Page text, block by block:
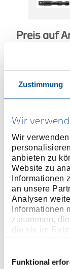
Zustimmung
Wir
Wir
anbieten zu
Website zu
Informationen
an unsere
Analysen
Informationen
zusammen,
die sie im
gesammelt
Funktional
Preis auf
Produktlinie
Für weiche
die
Für das